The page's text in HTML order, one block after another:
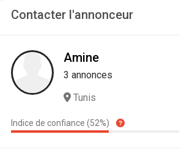
Contacter l'annonceur
Amine
3 annonces
Tunis
Indice de confiance (52%)